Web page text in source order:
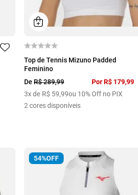
P
Top de Tennis Mizuno Padded
Feminino
De R$289,99 PorR$ 179,99
3x de R$ 59,99ou 10% Off no PIX
2 cores disponíveis
54%OFF